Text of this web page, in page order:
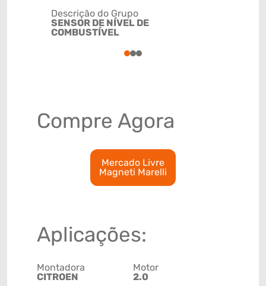
Descrição do Grupo
SENSOR DE NÍVEL DE
COMBUSTÍVEL
123
Compre Agora
Mercado Livre
Magneti Marelli
Aplicações:
Montadora
CITROEN
Motor
2.0